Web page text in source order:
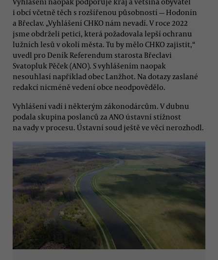
i obcí včetně těch s rozšířenou působností — Hodonín
a Břeclav. „Vyhlášení CHKO nám nevadí. V roce 2022
jsme obdrželi petici, která požadovala lepší ochranu
lužních lesů v okolí města. Tu by mělo CHKO zajistit,“
uvedl pro Deník Referendum starosta Břeclavi
Svatopluk Pěček (ANO). S vyhlášením naopak
nesouhlasí například obec Lanžhot. Na dotazy zaslané
redakcí nicméně vedení obce neodpovědělo.
Vyhlášení vadí i některým zákonodárcům. V dubnu
podala skupina poslanců za ANO ústavní stížnost
na vady v procesu. Ústavní soud ještě ve věci nerozhodl.